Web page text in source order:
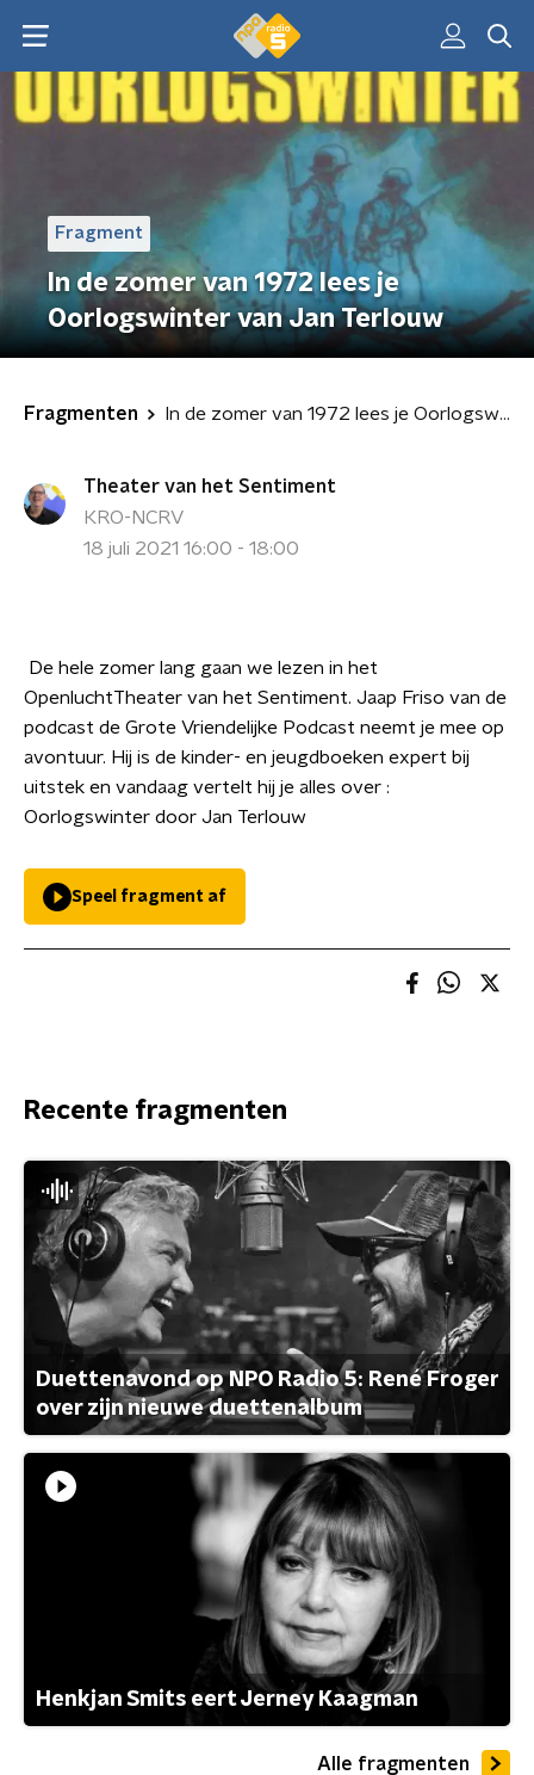
Fragment
In de zomer van 1972 lees je
Oorlogswinter van Jan Terlouw
Fragmenten In de zomer van 1972 lees je Oorlogswinter van Jan Terlouw
Theater van het Sentiment
KRO-NCRV
18 juli 2021 16:00 - 18:00
De hele zomer lang gaan we lezen in het
OpenluchtTheater van het Sentiment. Jaap Friso van de
podcast de Grote Vriendelijke Podcast neemt je mee op
avontuur. Hij is de kinder- en jeugdboeken expert bij
uitstek en vandaag vertelt hij je alles over :
Oorlogswinter door Jan Terlouw
Speel fragment af
Recente fragmenten
Duettenavond op NPO Radio 5: René Froger
over zijn nieuwe duettenalbum
Henkjan Smits eert Jerney Kaagman
Alle fragmenten